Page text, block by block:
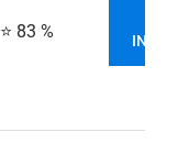
⭐ 83 %